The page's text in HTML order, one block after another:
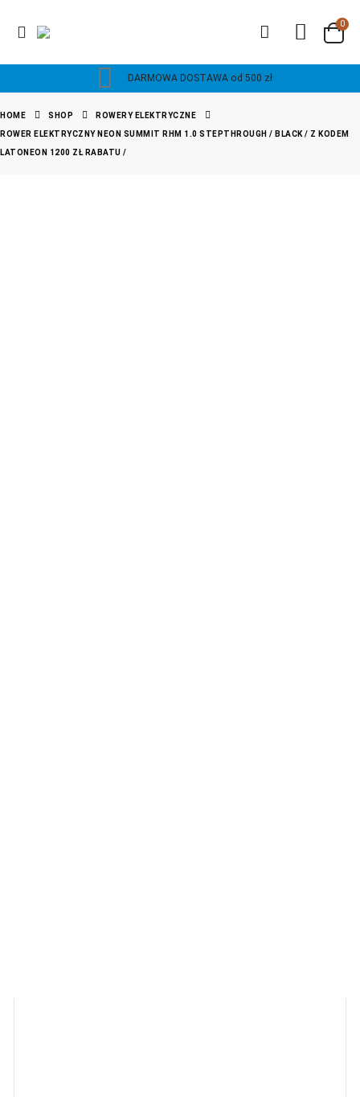
0
DARMOWA DOSTAWA od 500 zł
HOME SHOP ROWERY ELEKTRYCZNE
ROWER ELEKTRYCZNY NEON SUMMIT RHM 1.0 STEPTHROUGH / BLACK / Z KODEM
LATONEON 1200 ZŁ RABATU /